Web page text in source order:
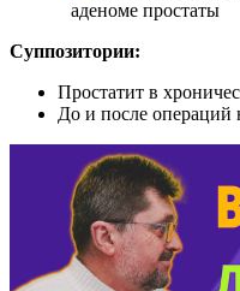
Суппозитории:
Простатит в
До и после операций